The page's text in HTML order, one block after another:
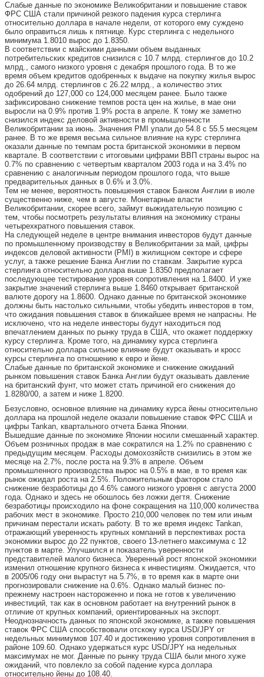
Слабые данные по экономике Великобритании и повышение ставок
ФРС США стали причиной резкого падения курса стерлинга
относительно доллара в начале недели, от которого ему суждено
было оправиться лишь к пятнице. Курс стерлинга с недельного
минимума 1.8010 вырос до 1.8350.
В соответствии с майскими данными объем выданных
потребительских кредитов снизился с 10.7 млрд. стерлингов до 10.2
млрд., самого низкого уровня с декабря прошлого года. В то же
время объем кредитов одобренных к выдаче на покупку жилья вырос
до 26.64 млрд. стерлингов с 26.22 млрд., а количество этих
одобрений до 127,000 со 124,000 месяцем ранее. Было также
зафиксировано снижение темпов роста цен на жилье, в мае они
выросли на 0.9% против 1.9% роста в апреле. К тому же заметно
снизился индекс деловой активности в промышленности
Великобритании за июнь. Значения PMI упали до 54.8 с 55.5 месяцем
ранее. В то же время весьма сильное влияние на курс стерлинга
оказали данные по темпам роста британской экономики в первом
квартале. В соответствии с итоговыми цифрами ВВП страны вырос на
0.7% по сравнению с четвертым кварталом 2003 года и на 3.4% по
сравнению с аналогичным периодом прошлого года, что выше
предварительных данных в 0.6% и 3.0%.
Тем не менее, вероятность повышения ставок Банком Англии в июле
существенно ниже, чем в августе. Монетарные власти
Великобритании, скорее всего, займут выжидательную позицию с
тем, чтобы посмотреть результаты влияния на экономику страны
четырехкратного повышения ставок.
На следующей неделе в центре внимания инвесторов будут данные
по промышленному производству в Великобритании за май, цифры
индексов деловой активности (PMI) в жилищном секторе и сфере
услуг, а также решение Банка Англии по ставкам. Закрытие курса
стерлинга относительно доллара выше 1.8350 предполагает
последующее тестирование уровня сопротивления на 1.8400. И уже
закрытие значений стерлинга выше 1.8460 открывает британской
валюте дорогу на 1.8600. Однако данные по британской экономике
должны быть настолько сильными, чтобы убедить инвесторов в том,
что ожидания повышения ставок в ближайшее время не напрасны. Не
исключено, что на неделе инвесторы будут находиться под
впечатлением данных по рынку труда в США, что окажет поддержку
курсу стерлинга. Кроме того, на динамику курса стерлинга
относительно доллара сильное влияние будут оказывать и кросс
курсы стерлинга по отношению к евро и йене.
Слабые данные по британской экономике и снижение ожиданий
рынком повышения ставок Банка Англии будут оказывать давление
на британский фунт, что может стать причиной его снижения до
1.8280/00, а затем и ниже 1.8200.
Безусловно, основное влияние на динамику курса йены относительно
доллара на прошлой неделе оказали повышение ставок ФРС США и
цифры Tankan, квартального отчета Банка Японии.
Вышедшие данные по экономике Японии носили смешанный характер.
Объем розничных продаж в мае сократился на 1.2% по сравнению с
предыдущим месяцем. Расходы домохозяйств снизились в этом же
месяце на 2.7%, после роста на 9.3% в апреле. Объем
промышленного производства вырос на 0.5% в мае, в то время как
рынок ожидал роста на 2.5%. Положительным фактором стало
снижение безработицы до 4.6% самого низкого уровня с августа 2000
года. Однако и здесь не обошлось без ложки дегтя. Снижение
безработицы происходило на фоне сокращения на 110,000 количества
рабочих мест в экономике. Просто 210,000 человек по тем или иным
причинам перестали искать работу. В то же время индекс Tankan,
отражающий уверенность крупных компаний в перспективах роста
экономики вырос до 22 пунктов, своего 13-летнего максимума с 12
пунктов в марте. Улучшился и показатель уверенности
представителей малого бизнеса. Уверенный рост японской экономики
изменил отношение крупного бизнеса к инвестициям. Ожидается, что
в 2005/06 году они вырастут на 5.7%, в то время как в марте они
прогнозировали снижение на 0.6%. Однако малый бизнес по-
прежнему настроен настороженно и пока не готов к увеличению
инвестиций, так как в основном работает на внутренний рынок в
отличие от крупных компаний, ориентированных на экспорт.
Неоднозначность данных по японской экономике, а также повышения
ставок ФРС США способствовали отскоку курса USD/JPY от
недельных минимумов 107.40 и достижению уровня сопротивления в
районе 109.60. Однако удержаться курс USD/JPY на недельных
максимумах не мог. Данные по рынку труда США были много хуже
ожиданий, что повлекло за собой падение курса доллара
относительно йены до 108.40.